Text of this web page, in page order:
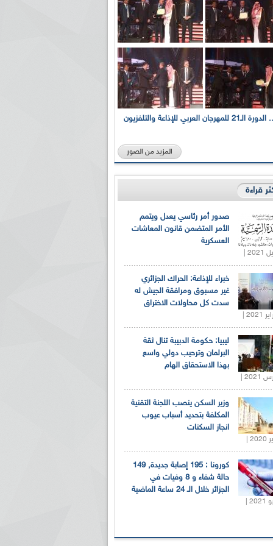
بالصور... الدورة الـ21 للمهرجان العربي للإذاعة والتلفزيون
المزيد من الصور
قراءة
صدور أمر رئاسي يعدل ويتمم
الأمر المتضمن قانون المعاشات
العسكرية
خبراء للإذاعة: الحراك الجزائري
غير مسبوق ومرافقة الجيش له
سدت كل محاولات الاختراق
ليبيا: حكومة الدبيبة تنال ثقة
البرلمان وترحيب دولي واسع
بهذا الاستحقاق الهام
وزير السكن ينصب اللجنة التقنية
المكلفة بتحديد أسباب عيوب
انجاز السكنات
كورونا : 195 إصابة جديدة, 149
حالة شفاء و 8 وفيات في
الجزائر خلال الـ 24 ساعة الماضية